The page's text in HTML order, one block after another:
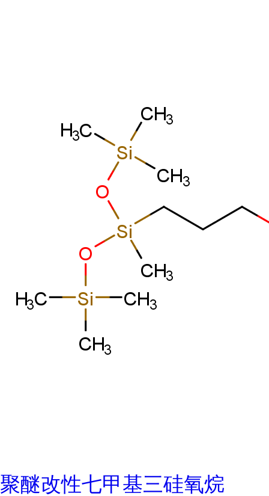
聚醚改性七甲基三硅氧烷